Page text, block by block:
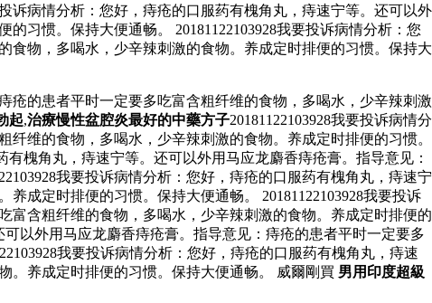
投诉病情分析：您好，痔疮的口服药有槐角丸，痔速宁等。还可以外
习惯。保持大便通畅。 20181122103928我要投诉病情分析：您
物，多喝水，少辛辣刺激的食物。养成定时排便的习惯。保持大
疮的患者平时一定要多吃富含粗纤维的食物，多喝水，少辛辣刺激
起,治療慢性盆腔炎最好的中藥方子20181122103928我要投诉病情分
维的食物，多喝水，少辛辣刺激的食物。养成定时排便的习惯。
槐角丸，痔速宁等。还可以外用马应龙麝香痔疮膏。指导意见：
我要投诉病情分析：您好，痔疮的口服药有槐角丸，痔速宁
成定时排便的习惯。保持大便通畅。 20181122103928我要投诉
含粗纤维的食物，多喝水，少辛辣刺激的食物。养成定时排便的
以外用马应龙麝香痔疮膏。指导意见：痔疮的患者平时一定要多
我要投诉病情分析：您好，痔疮的口服药有槐角丸，痔速
。养成定时排便的习惯。保持大便通畅。 威爾剛買 男用印度超級